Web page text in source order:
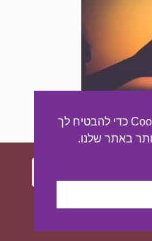
סייט - יצירת נוכחות
אתר זה משתמש בקובצי Cookie כדי להבטיח לך
באתר שלנו.